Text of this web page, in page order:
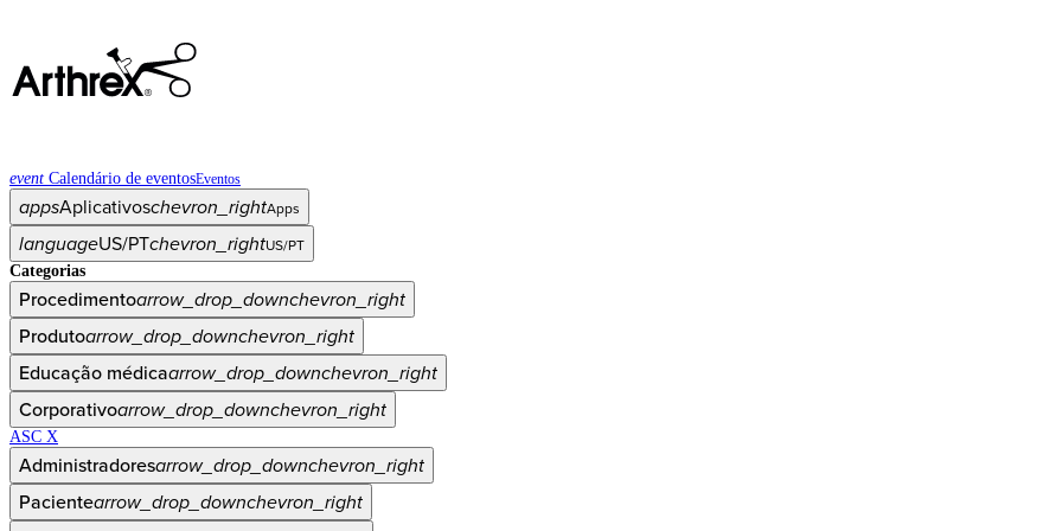
event Calendário de eventosEventos
appsAplicativoschevron_rightApps
languageUS/PTchevron_rightUS/PT
Categorias
Procedimentoarrow_drop_downchevron_right
Produtoarrow_drop_downchevron_right
Educação médicaarrow_drop_downchevron_right
Corporativoarrow_drop_downchevron_right
ASC X
Administradoresarrow_drop_downchevron_right
Pacientearrow_drop_downchevron_right